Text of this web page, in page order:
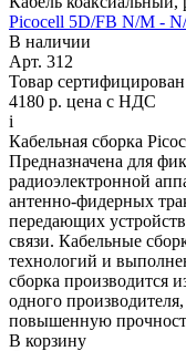
Picocell 5D/FB N/M - N/
В наличии
Арт. 312
Товар сертифицирован
4180 р. цена с НДС
i
Кабельная сборка
Предназначена для
радиоэлектронной
антенно-фидерных
передающих
связи. Кабельные
технологий и
сборка производится
одного
повышенную
В корзину